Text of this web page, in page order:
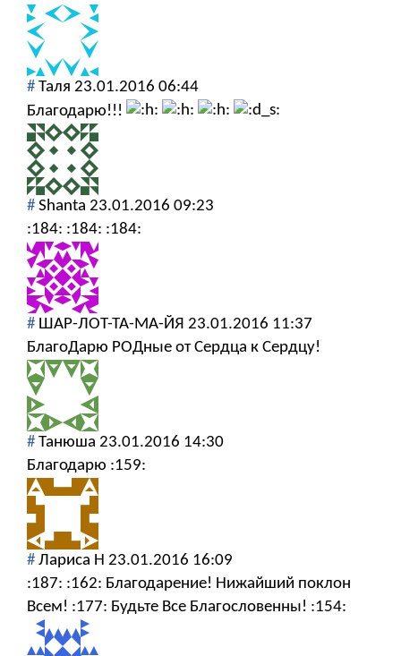
# Таля 23.01.2016 06:44
Благодарю!!!
# Shanta 23.01.2016 09:23
:184: :184: :184:
# ШАР-ЛОТ-ТА-МА-ЙЯ 23.01.2016 11:37
БлагоДарю РОДные от Сердца к Сердцу!
# Танюша 23.01.2016 14:30
Благодарю :159:
# Лариса Н 23.01.2016 16:09
:187: :162: Благодарение! Нижайший поклон
Всем! :177: Будьте Все Благословенны! :154: